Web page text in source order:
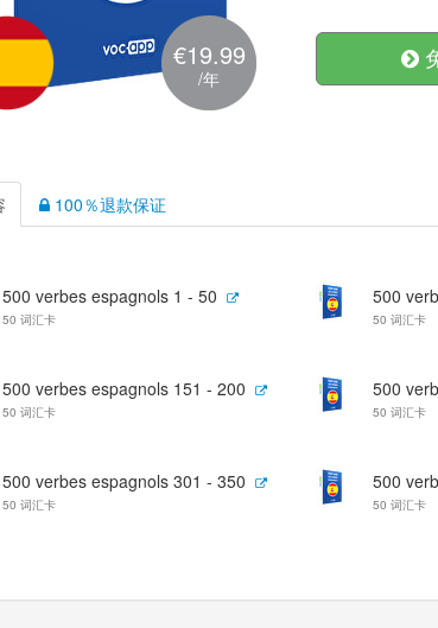
€19.99
/年
100％退款保证
500 verbes espagnols 1 - 50
50 词汇卡
500
50 词汇卡
500 verbes espagnols 151 - 200
50 词汇卡
500
50 词汇卡
500 verbes espagnols 301 - 350
50 词汇卡
500
50 词汇卡